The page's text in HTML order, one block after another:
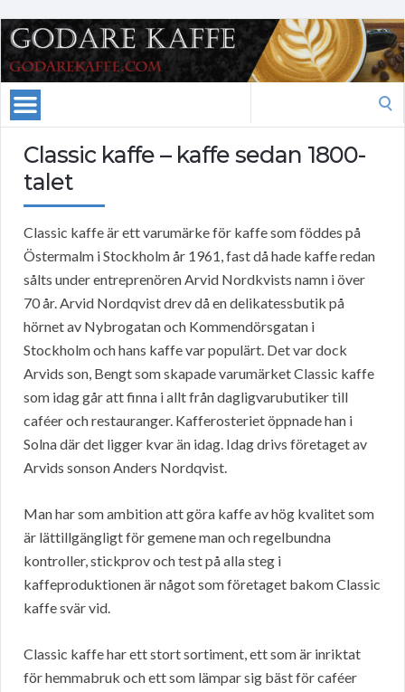
Classic kaffe – kaffe sedan 1800-
talet
Classic kaffe är ett varumärke för kaffe som föddes på
Östermalm i Stockholm år 1961, fast då hade kaffe redan
sålts under entreprenören Arvid Nordkvists namn i över
70 år. Arvid Nordqvist drev då en delikatessbutik på
hörnet av Nybrogatan och Kommendörsgatan i
Stockholm och hans kaffe var populärt. Det var dock
Arvids son, Bengt som skapade varumärket Classic kaffe
som idag går att finna i allt från dagligvarubutiker till
caféer och restauranger. Kafferosteriet öppnade han i
Solna där det ligger kvar än idag. Idag drivs företaget av
Arvids sonson Anders Nordqvist.
Man har som ambition att göra kaffe av hög kvalitet som
är lättillgängligt för gemene man och regelbundna
kontroller, stickprov och test på alla steg i
kaffeproduktionen är något som företaget bakom Classic
kaffe svär vid.
Classic kaffe har ett stort sortiment, ett som är inriktat
för hemmabruk och ett som lämpar sig bäst för caféer